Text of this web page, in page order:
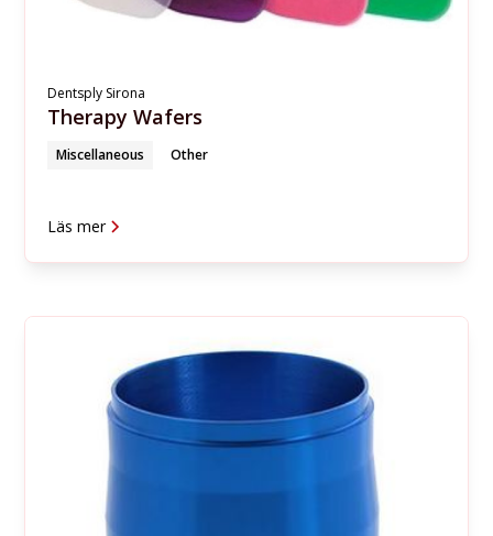
Dentsply Sirona
Therapy Wafers
Miscellaneous Other
Läs mer